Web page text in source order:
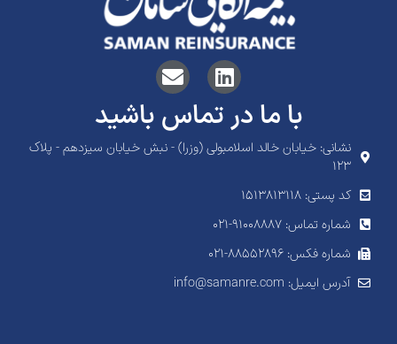
با ما در تماس باشید
نشانی: خیابان خالد اسلامبولی (وزرا) - نبش خیابان سیزدهم - پلاک
۱۲۳
کد پستی: 1513813118
شماره تماس: ۹۱۰۰۸۸۸۷-۰۲۱
شماره فکس: ۸۸۵۵۲۸۹۶-۰۲۱
آدرس ایمیل: info@samanre.com